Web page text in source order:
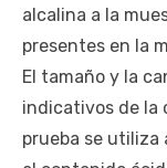
alcalina a la
presentes en la
El tamaño y la
indicativos de la
prueba se utiliza